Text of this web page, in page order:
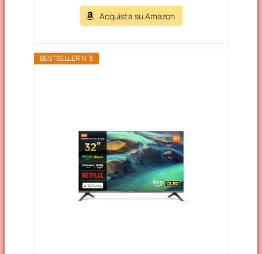
Acquista su Amazon
BESTSELLER N. 3